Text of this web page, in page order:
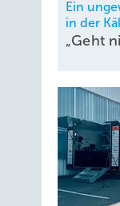
Damit
In der
Antwort 7:
Ein
in der
„Geht